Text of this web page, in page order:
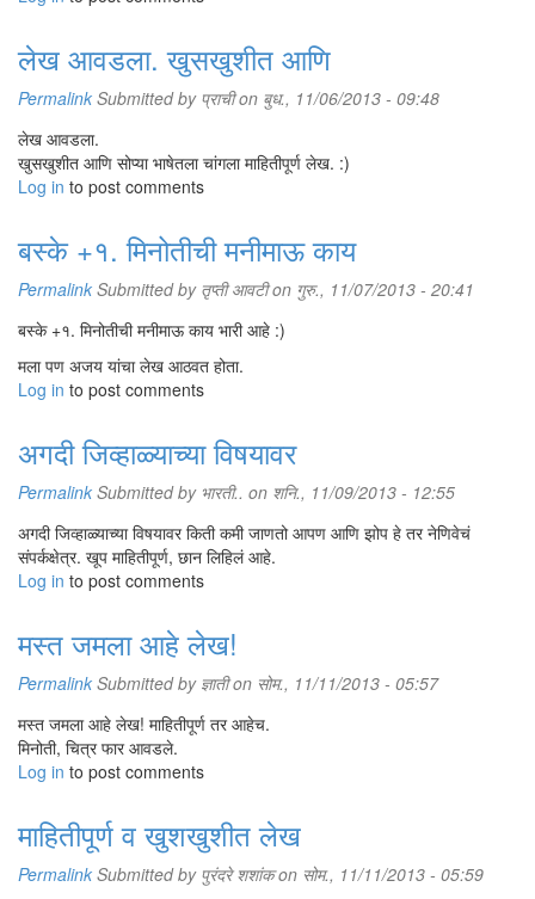
लेख आवडला. खुसखुशीत आणि
Permalink Submitted by प्राचीon बुध., 11/06/2013 - 09:48
लेख आवडला.
खुसखुशीत आणि सोप्या भाषेतला चांगला माहितीपूर्ण लेख. :)
Log in to post comments
बस्के +१. मिनोतीची मनीमाऊ काय
Permalink Submitted by तृप्ती आवटीon गुरु., 11/07/2013 - 20:41
बस्के +१. मिनोतीची मनीमाऊ काय भारी आहे :)
मला पण अजय यांचा लेख आठवत होता.
Log in to post comments
अगदी जिव्हाळ्याच्या विषयावर
Permalink Submitted by भारती.. on शनि., 11/09/2013 - 12:55
अगदी जिव्हाळ्याच्या विषयावर किती कमी जाणतो आपण आणि झोप हे तर नेणिवेचं
संपर्कक्षेत्र. खूप माहितीपूर्ण, छान लिहिलं आहे.
Log in to post comments
मस्त जमला आहे लेख!
Permalink Submitted by ज्ञातीon सोम., 11/11/2013 - 05:57
मस्त जमला आहे लेख! माहितीपूर्ण तर आहेच.
मिनोती, चित्र फार आवडले.
Log in to post comments
माहितीपूर्ण व खुशखुशीत लेख
Permalink Submitted by पुरंदरे शशांकon सोम., 11/11/2013 - 05:59